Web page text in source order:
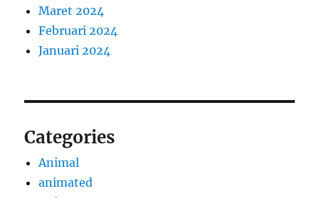
Maret 2024
Februari 2024
Januari 2024
Categories
Animal
animated